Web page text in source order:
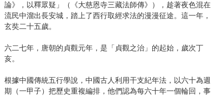
論》，以釋眾疑」（《大慈恩寺三藏法師傳》），趁著夜色混在
流民中溜出長安城，踏上了西行取經求法的漫漫征途。這一年，
玄奘二十五歲。
六二七年，唐朝的貞觀元年，是「貞觀之治」的起始，歲次丁
亥。
根據中國傳統五行學說，中國古人利用干支紀年法，以六十為週
期（一甲子）把歷史重複編排，他們認為每六十年一個輪回，事